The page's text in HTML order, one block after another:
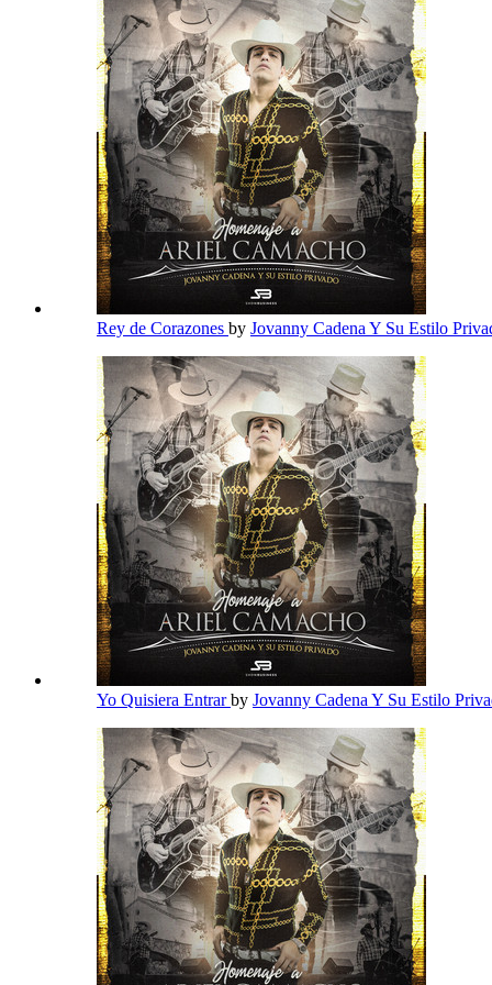
Rey de Corazones by Jovanny Cadena Y Su Estilo
Yo Quisiera Entrarby Jovanny Cadena Y Su Estilo